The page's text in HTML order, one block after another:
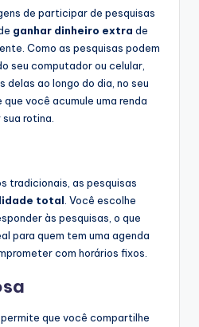
de participar de pesquisas
ganhar dinheiro extra de
Como as pesquisas podem
seu computador ou celular,
delas ao longo do dia, no seu
você acumule uma renda
rotina.
tradicionais, as pesquisas
total . Você escolhe
às pesquisas, o que
para quem tem uma agenda
com horários fixos.
que você compartilhe